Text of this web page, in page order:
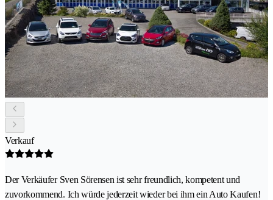
Verkauf
Der Verkäufer Sven Sörensen ist sehr freundlich, kompetent und
zuvorkommend. Ich würde jederzeit wieder bei ihm ein Auto Kaufen!